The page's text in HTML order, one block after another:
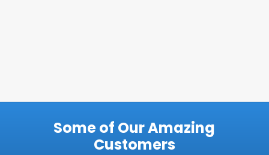
Some of Our Amazing
Customers